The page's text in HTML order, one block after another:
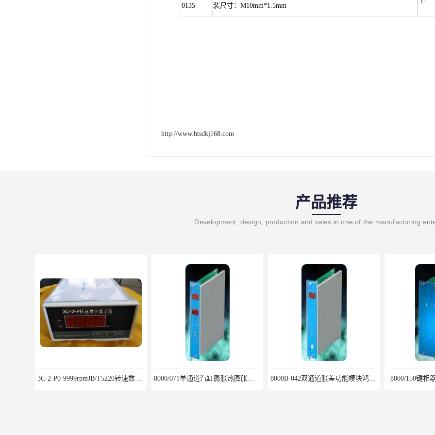
0135
装尺寸：M10mm*1.5mm
http://www.htsdkj168.com
产品推荐
Development, design, production and sales in one of the manufacturing
3C-2-P0-9999rpmJB/T5220转速数字显示仪鸿泰产品性能 8000/071单通道汽缸膨胀热膨胀模块优选鸿泰顺达科技 8000B-042双通道胀差功能模块鸿泰产品性价比好 8000/150键相